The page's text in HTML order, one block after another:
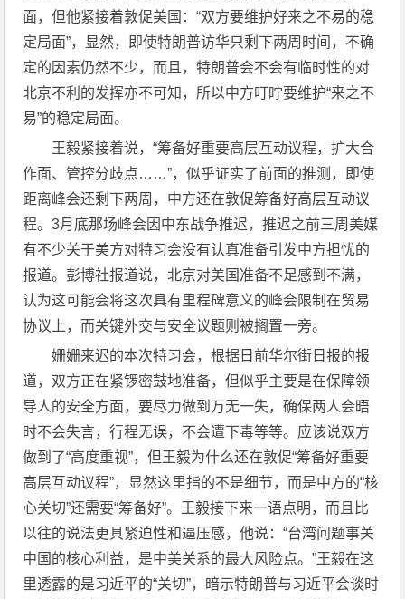
面，但他紧接着敦促美国：“双方要维护好来之不易的稳
定局面”，显然，即使特朗普访华只剩下两周时间，不确
定的因素仍然不少，而且，特朗普会不会有临时性的对
北京不利的发挥亦不可知，所以中方叮咛要维护“来之不
易”的稳定局面。
王毅紧接着说，“筹备好重要高层互动议程，扩大合
作面、管控分歧点……”，似乎证实了前面的推测，即使
距离峰会还剩下两周，中方还在敦促筹备好高层互动议
程。3月底那场峰会因中东战争推迟，推迟之前三周美媒
有不少关于美方对特习会没有认真准备引发中方担忧的
报道。彭博社报道说，北京对美国准备不足感到不满，
认为这可能会将这次具有里程碑意义的峰会限制在贸易
协议上，而关键外交与安全议题则被搁置一旁。
姗姗来迟的本次特习会，根据日前华尔街日报的报
道，双方正在紧锣密鼓地准备，但似乎主要是在保障领
导人的安全方面，要尽力做到万无一失，确保两人会晤
时不会失言，行程无误，不会遭下毒等等。应该说双方
做到了“高度重视”，但王毅为什么还在敦促“筹备好重要
高层互动议程”，显然这里指的不是细节，而是中方的“核
心关切”还需要“筹备好”。王毅接下来一语点明，而且比
以往的说法更具紧迫性和逼压感，他说：“台湾问题事关
中国的核心利益，是中美关系的最大风险点。”王毅在这
里透露的是习近平的“关切”，暗示特朗普与习近平会谈时